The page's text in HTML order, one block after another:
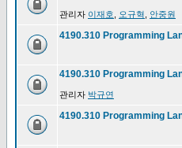
관리자 이재호 오규혁 안중원
4190.310 Programming
4190.310 Programming
관리자 박규연
4190.310 Programming